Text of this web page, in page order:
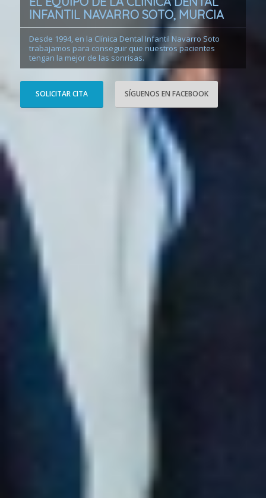
INFANTIL NAVARRO SOTO, MURCIA
Desde 1994, en la Clínica Dental Infantil Navarro Soto
trabajamos para conseguir que nuestros pacientes
tengan la mejor de las sonrisas.
SOLICITAR CITA SÍGUENOS EN FACEBOOK